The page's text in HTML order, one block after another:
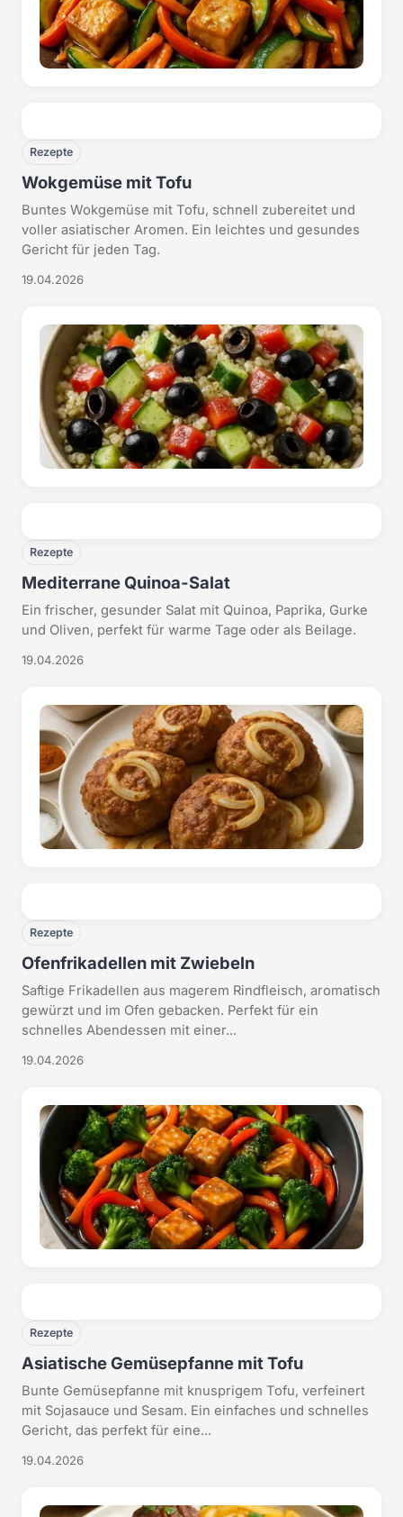
Rezepte
Wokgemüse mit Tofu
Buntes Wokgemüse mit Tofu, schnell zubereitet und
voller asiatischer Aromen. Ein leichtes und gesundes
Gericht für jeden Tag.
19.04.2026
Rezepte
Mediterrane Quinoa-Salat
Ein frischer, gesunder Salat mit Quinoa, Paprika, Gurke
und Oliven, perfekt für warme Tage oder als Beilage.
19.04.2026
Rezepte
Ofenfrikadellen mit Zwiebeln
Saftige Frikadellen aus magerem Rindfleisch, aromatisch
gewürzt und im Ofen gebacken. Perfekt für ein
schnelles Abendessen mit einer...
19.04.2026
Rezepte
Asiatische Gemüsepfanne mit Tofu
Bunte Gemüsepfanne mit knusprigem Tofu, verfeinert
mit Sojasauce und Sesam. Ein einfaches und schnelles
Gericht, das perfekt für eine...
19.04.2026